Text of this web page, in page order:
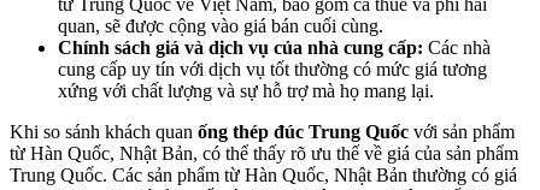
từ Trung Quốc về Việt Nam, bao gồm cả thuế và phí hải
quan, sẽ được cộng vào giá bán cuối cùng.
Chính sách giá và dịch vụ của nhà cung cấp: Các nhà
cung cấp uy tín với dịch vụ tốt thường có mức giá tương
xứng với chất lượng và sự hỗ trợ mà họ mang lại.
Khi so sánh khách quan ống thép đúc Trung Quốc với sản phẩm
từ Hàn Quốc, Nhật Bản, có thể thấy rõ ưu thế về giá của sản phẩm
Trung Quốc. Các sản phẩm từ Hàn Quốc, Nhật Bản thường có giá